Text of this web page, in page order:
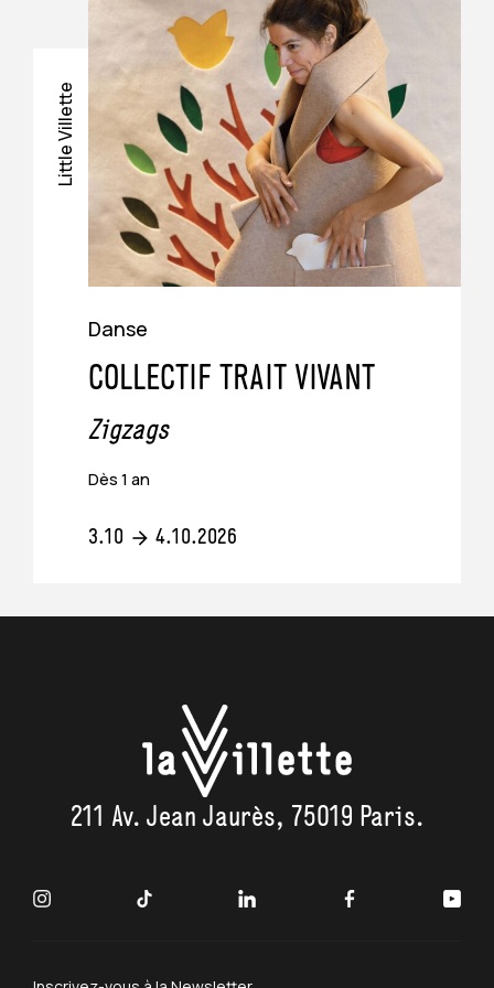
Cité des Sciences
Vélo
Stations Vélib'
Afficher sur le plan
Attaches vélo
Little Villette
Danse
COLLECTIF TRAIT VIVANT
Zigzags
Dès 1 an
3.10 4.10.2026
211 Av. Jean Jaurès, 75019 Paris.